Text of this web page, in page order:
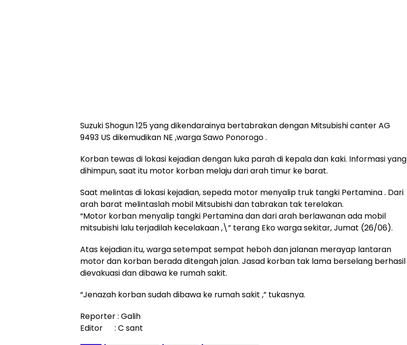
Suzuki Shogun 125 yang dikendarainya bertabrakan dengan Mitsubishi canter AG
9493 US dikemudikan NE ,warga Sawo Ponorogo .
Korban tewas di lokasi kejadian dengan luka parah di kepala dan kaki. Informasi yang
dihimpun, saat itu motor korban melaju dari arah timur ke barat.
Saat melintas di lokasi kejadian, sepeda motor menyalip truk tangki Pertamina . Dari
arah barat melintaslah mobil Mitsubishi dan tabrakan tak terelakan.
“Motor korban menyalip tangki Pertamina dan dari arah berlawanan ada mobil
mitsubishi lalu terjadilah kecelakaan ,\” terang Eko warga sekitar, Jumat (26/06).
Atas kejadian itu, warga setempat sempat heboh dan jalanan merayap lantaran
motor dan korban berada ditengah jalan. Jasad korban tak lama berselang berhasil
dievakuasi dan dibawa ke rumah sakit.
“Jenazah korban sudah dibawa ke rumah sakit ,” tukasnya.
Reporter : Galih
Editor : C sant